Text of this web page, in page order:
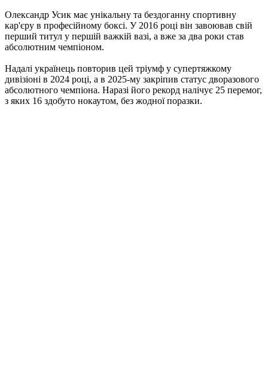
Олександр Усик має унікальну та бездоганну спортивну
кар'єру в професійному боксі. У 2016 році він завоював свій
перший титул у першій важкій вазі, а вже за два роки став
абсолютним чемпіоном.
Надалі українець повторив цей тріумф у супертяжкому
дивізіоні в 2024 році, а в 2025-му закріпив статус дворазового
абсолютного чемпіона. Наразі його рекорд налічує 25 перемог,
з яких 16 здобуто нокаутом, без жодної поразки.